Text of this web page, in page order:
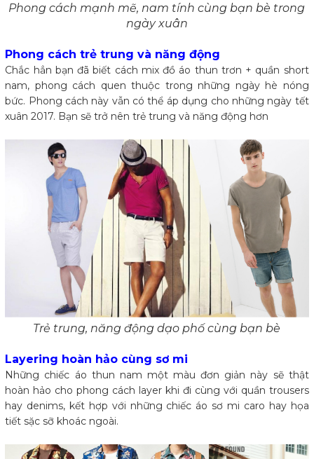
Phong cách mạnh mẽ, nam tính cùng bạn bè trong
ngày xuân
Phong cách trẻ trung và năng động
Chắc hẳn bạn đã biết cách mix đồ áo thun trơn + quần short
nam, phong cách quen thuộc trong những ngày hè nóng
bức. Phong cách này vẫn có thể áp dụng cho những ngày tết
xuân 2017. Bạn sẽ trở nên trẻ trung và năng động hơn
Trẻ trung, năng động dạo phố cùng bạn bè
Layering hoàn hảo cùng sơ mi
Những chiếc áo thun nam một màu đơn giản này sẽ thật
hoàn hảo cho phong cách layer khi đi cùng với quần trousers
hay denims, kết hợp với những chiếc áo sơ mi caro hay họa
tiết sặc sỡ khoác ngoài.